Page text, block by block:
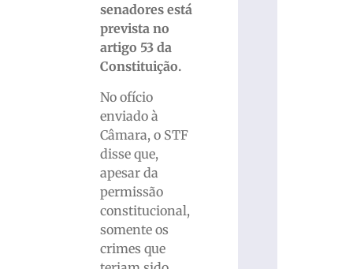
senadores está
prevista no
artigo 53 da
Constituição.
No ofício
enviado à
Câmara, o STF
disse que,
apesar da
permissão
constitucional,
somente os
crimes que